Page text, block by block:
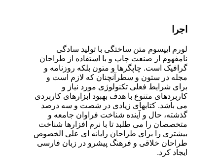
اجرا
لورم ایپسوم متن ساختگی با تولید سادگی
نامفهوم از صنعت چاپ و با استفاده از طراحان
گرافیک است. چاپگرها و متون بلکه روزنامه و
مجله در ستون و سطرآنچنان که لازم است و
برای شرایط فعلی تکنولوژی مورد نیاز و
کاربردهای متنوع با هدف بهبود ابزارهای کاربردی
می باشد. کتابهای زیادی در شصت و سه درصد
گذشته، حال و آینده شناخت فراوان جامعه و
متخصصان را می طلبد تا با نرم افزارها شناخت
بیشتری را برای طراحان رایانه ای علی الخصوص
طراحان خلاقی و فرهنگ پیشرو در زبان فارسی
ایجاد کرد.